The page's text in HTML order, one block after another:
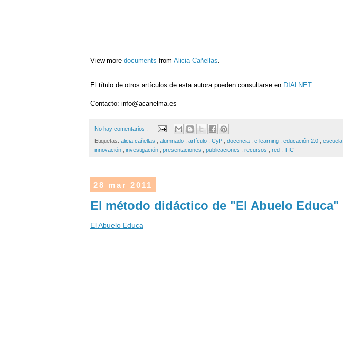
View more documents from Alicia Cañellas
El título de otros artículos de esta autora pueden consultarse en DIALNET
Contacto: info@acanelma.es
No hay comentarios :
Etiquetas: alicia cañellas alumnado artículo CyP docencia e-learning educación 2.0 escuela
innovación
investigación presentaciones publicaciones recursos red TIC
28 mar 2011
El método didáctico de "El Abuelo Educa"
El Abuelo Educa